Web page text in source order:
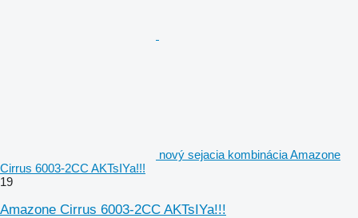
nový sejacia kombinácia Amazone
Cirrus 6003-2CC AKTsIYa!!!
19
Amazone Cirrus 6003-2CC AKTsIYa!!!